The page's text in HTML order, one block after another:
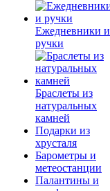
Ежедневники и
ручки
Браслеты из
натуральных
камней
Подарки из
хрусталя
Барометры и
метеостанции
Палантины и